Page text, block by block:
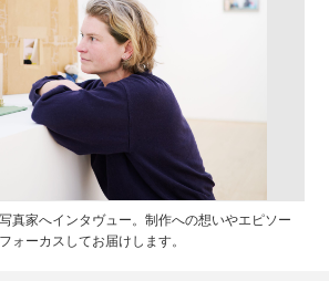
真家へインタヴュー。制作への想いやエピソー
ォーカスしてお届けします。